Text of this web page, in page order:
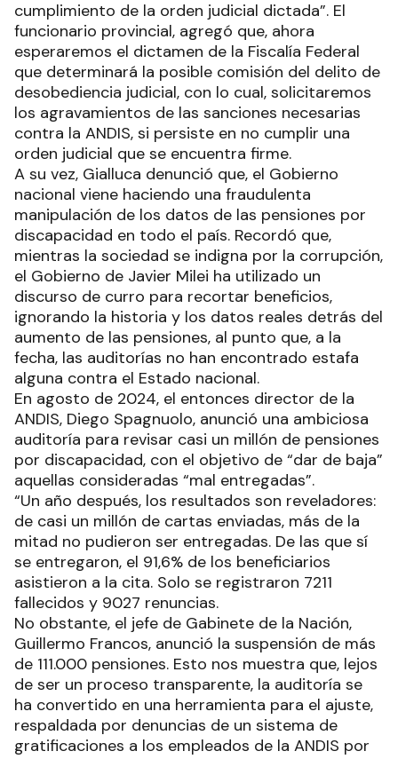
cumplimiento de la orden judicial dictada”. El
funcionario provincial, agregó que, ahora
esperaremos el dictamen de la Fiscalía Federal
que determinará la posible comisión del delito de
desobediencia judicial, con lo cual, solicitaremos
los agravamientos de las sanciones necesarias
contra la ANDIS, si persiste en no cumplir una
orden judicial que se encuentra firme.
A su vez, Gialluca denunció que, el Gobierno
nacional viene haciendo una fraudulenta
manipulación de los datos de las pensiones por
discapacidad en todo el país. Recordó que,
mientras la sociedad se indigna por la corrupción,
el Gobierno de Javier Milei ha utilizado un
discurso de curro para recortar beneficios,
ignorando la historia y los datos reales detrás del
aumento de las pensiones, al punto que, a la
fecha, las auditorías no han encontrado estafa
alguna contra el Estado nacional.
En agosto de 2024, el entonces director de la
ANDIS, Diego Spagnuolo, anunció una ambiciosa
auditoría para revisar casi un millón de pensiones
por discapacidad, con el objetivo de “dar de baja”
aquellas consideradas “mal entregadas”.
“Un año después, los resultados son reveladores:
de casi un millón de cartas enviadas, más de la
mitad no pudieron ser entregadas. De las que sí
se entregaron, el 91,6% de los beneficiarios
asistieron a la cita. Solo se registraron 7211
fallecidos y 9027 renuncias.
No obstante, el jefe de Gabinete de la Nación,
Guillermo Francos, anunció la suspensión de más
de 111.000 pensiones. Esto nos muestra que, lejos
de ser un proceso transparente, la auditoría se
ha convertido en una herramienta para el ajuste,
respaldada por denuncias de un sistema de
gratificaciones a los empleados de la ANDIS por